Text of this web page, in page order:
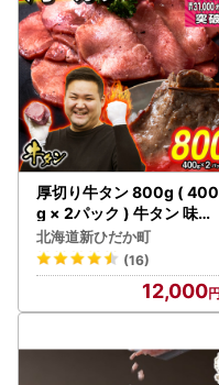
厚切り牛タン 800g ( 400
g × 2パック ) 牛タン 味付
け 焼肉 冷凍
北海道新ひだか町
(16)
12,000